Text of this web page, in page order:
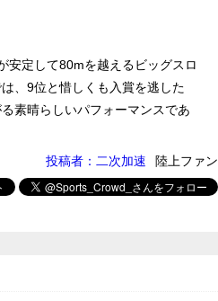
安定して80mを越えるビッグスロ
、9位と惜しくも入賞を逃した
素晴らしいパフォーマンスであ
投稿者：二次加速
陸上ファン